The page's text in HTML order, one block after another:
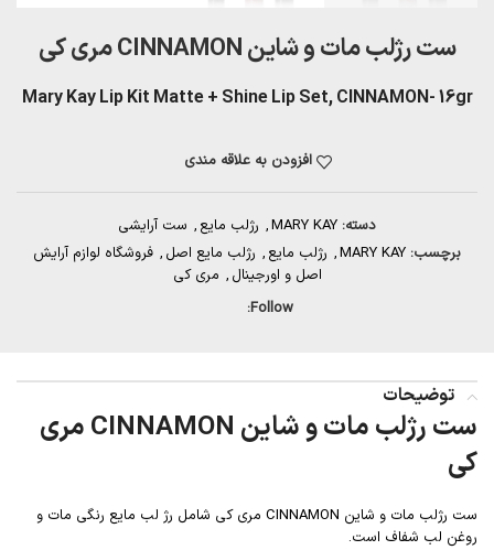
ست رژلب مات و شاین CINNAMON مری کی
Mary Kay Lip Kit Matte + Shine Lip Set, CINNAMON- 16gr
افزودن به علاقه مندی
دسته: MARY KAY
, رژلب مایع , ست آرایشی
برچسب: MARY KAY
, رژلب مایع , رژلب مایع اصل , فروشگاه لوازم آرایش
اصل و اورجینال , مری کی
Follow:
توضیحات
ست رژلب مات و شاین CINNAMON مری
کی
ست رژلب مات و شاین CINNAMON مری کی شامل رژ لب مایع رنگی مات و
روغن لب شفاف است.